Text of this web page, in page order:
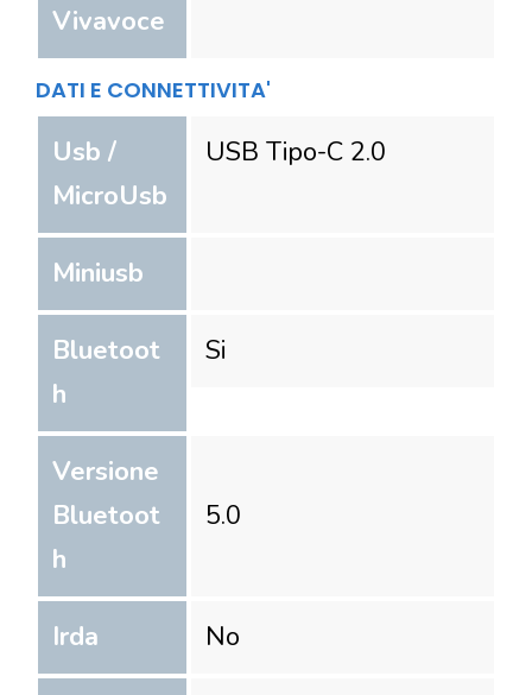
Vivavoce
DATI E CONNETTIVITA'
Usb /
MicroUsb
USB Tipo-C 2.0
Miniusb
Bluetoot
h
Si
Versione
Bluetoot
h
5.0
Irda No